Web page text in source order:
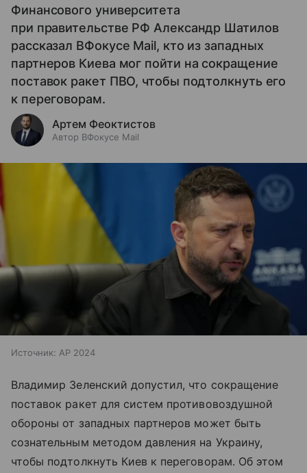
Финансового университета
при правительстве РФ Александр Шатилов
рассказал ВФокусе Mail, кто из западных
партнеров Киева мог пойти на сокращение
поставок ракет ПВО, чтобы подтолкнуть его
к переговорам.
Артем Феоктистов
Автор ВФокусе Mail
Источник: AP 2024
Владимир Зеленский допустил, что сокращение
поставок ракет для систем противовоздушной
обороны от западных партнеров может быть
сознательным методом давления на Украину,
чтобы подтолкнуть Киев к переговорам. Об этом